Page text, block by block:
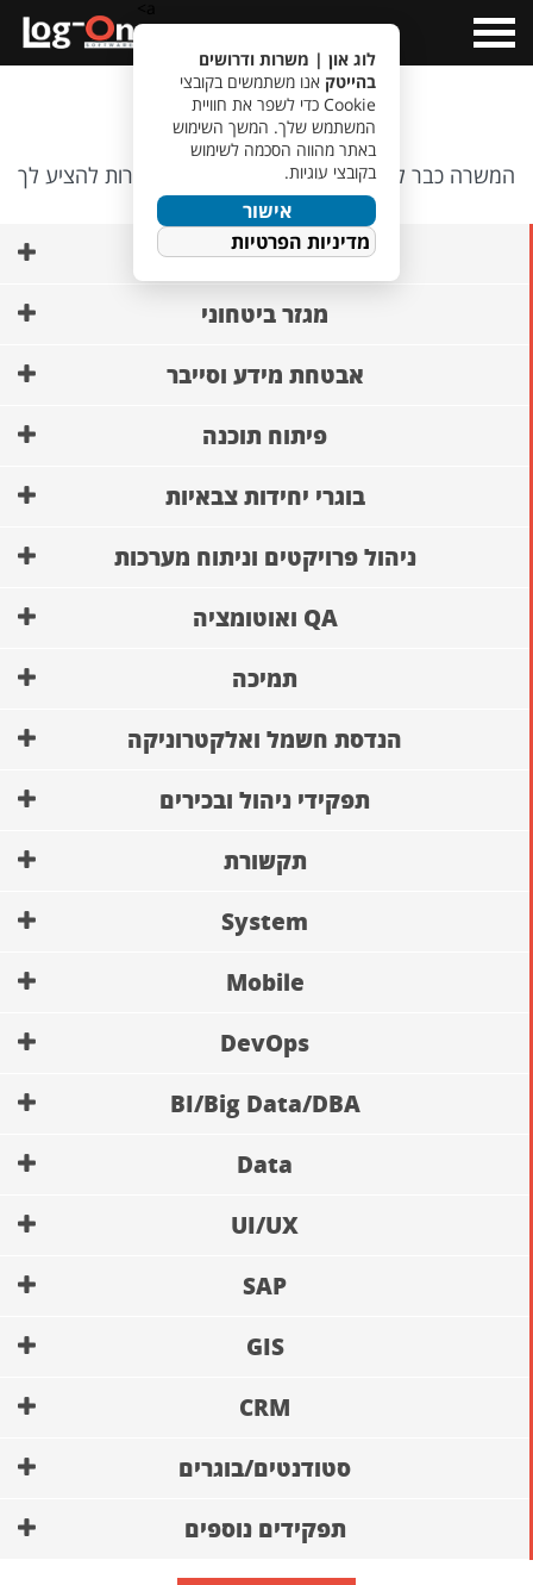
Menu
אופס…
המשרה כבר לא קיימת, אבל יש לנו משרות אחרות להציע לך
🙂
AI ופיתוח מודלים
מגזר ביטחוני
אבטחת מידע וסייבר
פיתוח תוכנה
בוגרי יחידות צבאיות
ניהול פרויקטים וניתוח מערכות
QA ואוטומציה
תמיכה
הנדסת חשמל ואלקטרוניקה
תפקידי ניהול ובכירים
תקשורת
System
Mobile
DevOps
BI/Big Data/DBA
Data
UI/UX
SAP
GIS
CRM
סטודנטים/בוגרים
תפקידים נוספים
לוג און | משרות ודרושים
בהייטק אנו משתמשים בקובצי
Cookie כדי לשפר את חוויית
המשתמש שלך. המשך השימוש
באתר מהווה הסכמה לשימוש
בקובצי עוגיות.
אישור
מדיניות הפרטיות